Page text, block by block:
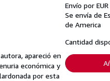
apareció en
económica y
por esta
Envío por
Se envía de
de America
Cantidad